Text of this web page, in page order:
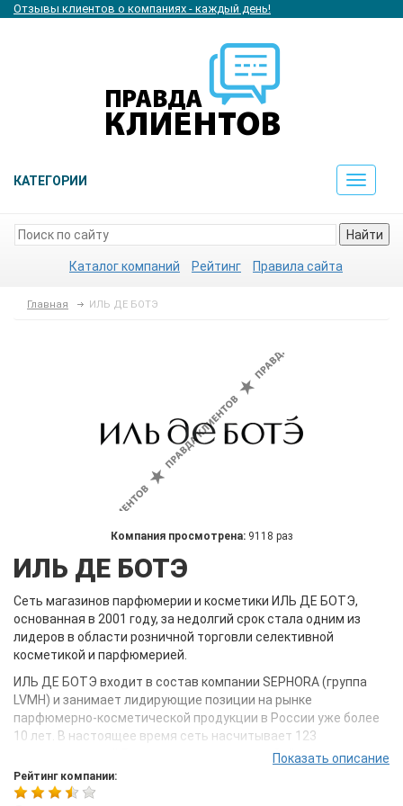
Отзывы клиентов о компаниях - каждый день!
КАТЕГОРИИ
Toggle
Найти
Каталог компаний Рейтинг Правила сайта
Главная ИЛЬ ДЕ БОТЭ
Компания просмотрена: 9118 раз
ИЛЬ ДЕ БОТЭ
Сеть магазинов парфюмерии и косметики ИЛЬ ДЕ БОТЭ,
основанная в 2001 году, за недолгий срок стала одним из
лидеров в области розничной торговли селективной
косметикой и парфюмерией.
ИЛЬ ДЕ БОТЭ входит в состав компании SEPHORA (группа
LVMH) и занимает лидирующие позиции на рынке
парфюмерно-косметической продукции в России уже более
10 лет. В настоящее время сеть насчитывает 123
магазина по всей России, в числе которых Online-магазин,
доставляющий товары в любую точку нашей страны.
ИЛЬ ДЕ БОТЭ занимает первое место в рейтинге качества
Показать описание
Рейтинг компании: